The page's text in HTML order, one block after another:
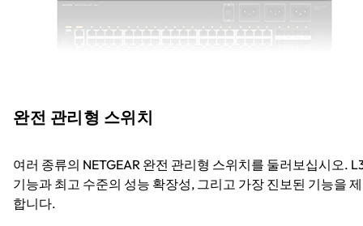
완전 관리형 스위치
여러 종류의 NETGEAR 완전 관리형 스위치를 둘러보십시오.
기능과 최고 수준의 성능 확장성, 그리고 가장 진보된 기능을
합니다.